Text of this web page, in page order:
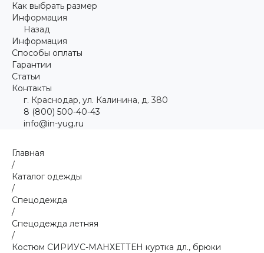
Как выбрать размер
Информация
Назад
Информация
Способы оплаты
Гарантии
Статьи
Контакты
г. Краснодар, ул. Калинина, д. 380
8 (800) 500-40-43
info@in-yug.ru
Главная
/
Каталог одежды
/
Спецодежда
/
Спецодежда летняя
/
Костюм СИРИУС-МАНХЕТТЕН куртка дл., брюки